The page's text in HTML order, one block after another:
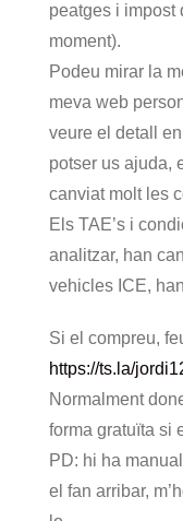
peatges i impost
moment).
Podeu mirar la
meva web
veure el detall
potser us ajuda,
canviat molt les
Els TAE’s i
analitzar, han
vehicles ICE,
Si el compreu,
https://ts.la/
Normalment
forma gratuïta si
PD: hi ha
el fan arribar,